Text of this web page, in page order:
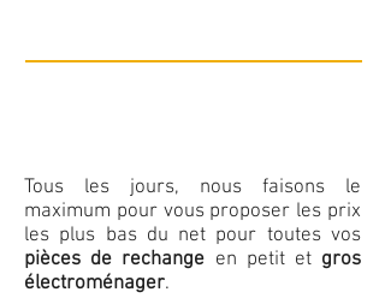
Tous les jours, nous faisons le
maximum pour vous proposer les prix
les plus bas du net pour toutes vos
pièces de rechange en petit et gros
électroménager.